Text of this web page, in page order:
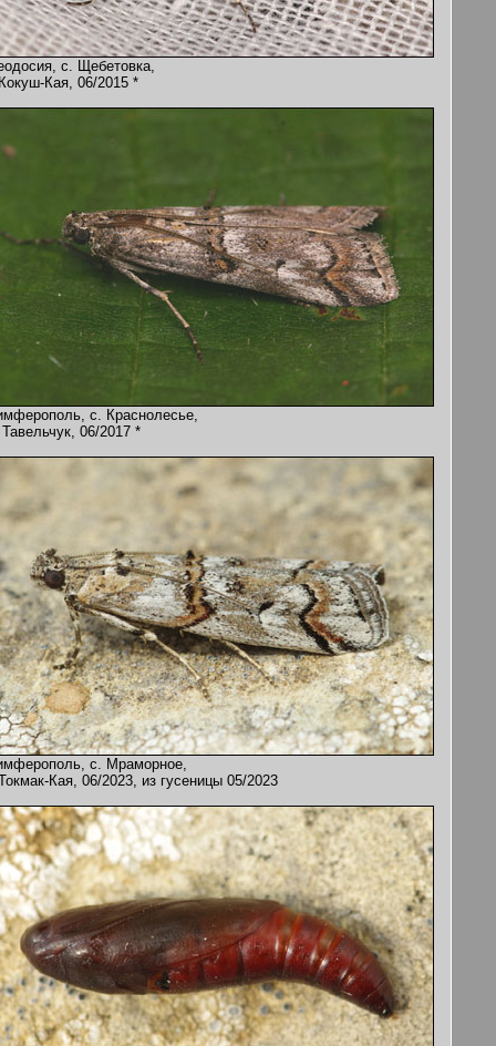
с. Щебетовка,
Кая, 06/2015 *
с. Краснолесье,
06/2017 *
с. Мраморное,
Кая, 06/2023, из гусеницы 05/2023